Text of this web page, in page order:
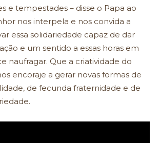
e tempestades – disse o Papa ao
nos interpela e nos convida a
essa solidariedade capaz de dar
e um sentido a essas horas em
naufragar. Que a criatividade do
encoraje a gerar novas formas de
de fecunda fraternidade e de